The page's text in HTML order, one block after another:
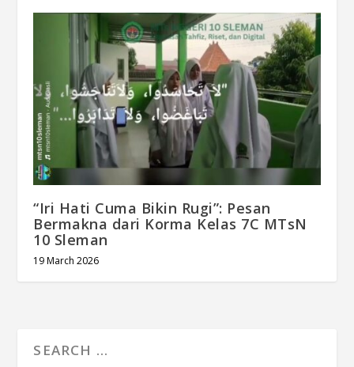
“Iri Hati Cuma Bikin Rugi”: Pesan
Bermakna dari Korma Kelas 7C MTsN
10 Sleman
19 March 2026